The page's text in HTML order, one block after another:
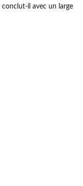
conclut-il avec un large